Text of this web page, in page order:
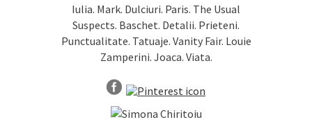
Iulia. Mark. Dulciuri. Paris. The Usual
Suspects. Baschet. Detalii. Prieteni.
Punctualitate. Tatuaje. Vanity Fair. Louie
Zamperini. Joaca. Viata.